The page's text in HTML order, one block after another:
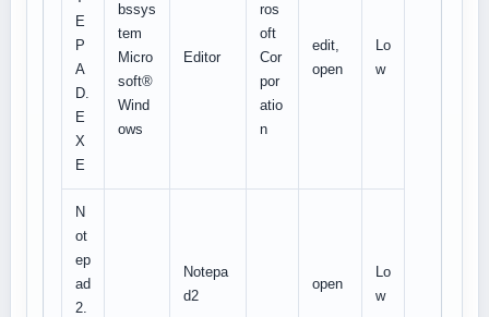
E
P
A
D.
E
X
E
bssys
tem
Micro
soft®
Wind
ows
Editor
ros
oft
Cor
por
atio
n
edit,
open
Lo
w
N
ot
ep
ad
2.
Notepa
d2
open
Lo
w